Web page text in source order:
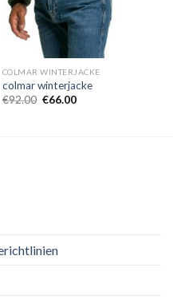
COLMAR WINTERJACKE
colmar winterjacke
€92.00 €66.00